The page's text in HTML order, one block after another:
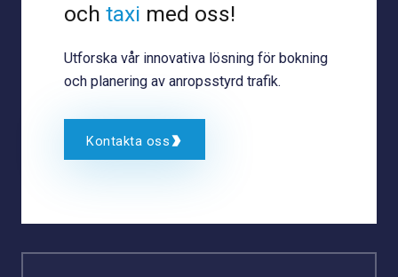
och taxi med oss!
Utforska vår innovativa lösning för bokning
och planering av anropsstyrd trafik.
Kontakta oss